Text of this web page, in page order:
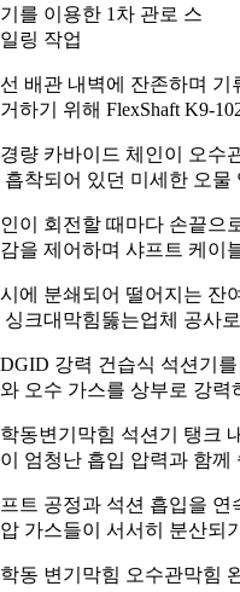
를 이용한 1차 관로 스
링 작업
배관 내벽에 잔존하며
하기 위해 FlexShaft K9-
량 카바이드 체인이 오수
흡착되어 있던 미세한 오물
이 회전할 때마다 손끝으
을 제어하며 샤프트 케이
에 분쇄되어 떨어지는 잔
싱크대막힘뚫는업체 공사
강력 건습식 석션기
오수 가스를 상부로 강력
동변기막힘 석션기 탱크
엄청난 흡입 압력과 함께
트 공정과 석션 흡입을
가스들이 서서히 분산되
동 변기막힘 오수관막힘